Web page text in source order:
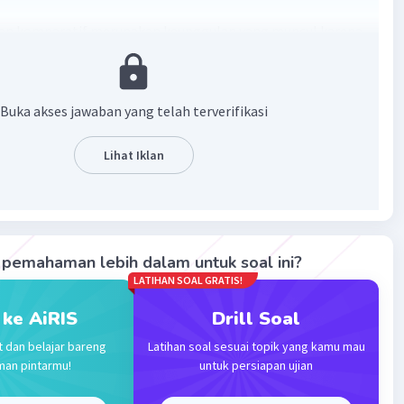
suatu barang atau jasa dengan biaya peluang yang
· 0.0(0) Balas
Iklan
komparatif adalah kemampuan perusahaan dalam
atau jasa lebih rendah dibandingkan kompetitor.
·0.0(0)
Buka akses jawaban yang telah terverifikasi
Lihat Iklan
lebih dalam untuk soal ini?
AiRIS
dan belajar bareng
pintarmu!
LATIHAN SOAL GRATIS!
Drill Soal
Latihan soal sesuai topik yang kamu mau
untuk persiapan ujian